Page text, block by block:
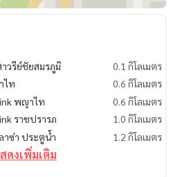
ตร
ตร
600 เมตร
เมตร
าวรีย์ชัยสมรภูมิ
0.1 กิโลเมตร
ไท
0.6 กิโลเมตร
พญาไท
0.6 กิโลเมตร
ราชปรารภ
1.0 กิโลเมตร
ซ่า ประตูน้ำ
1.2 กิโลเมตร
ดงเพิ่มเติม